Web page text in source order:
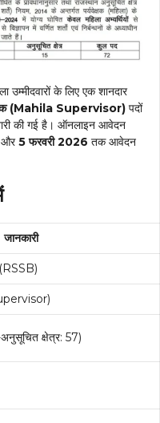
उम्मीदवारों के लिए एक शानदार
(Mahila Supervisor) पदों
की गई है। ऑनलाइन आवेदन
और5 फरवरी 2026 तक आवेदन
जानकारी
(RSSB)
क्षेत्र: 57)